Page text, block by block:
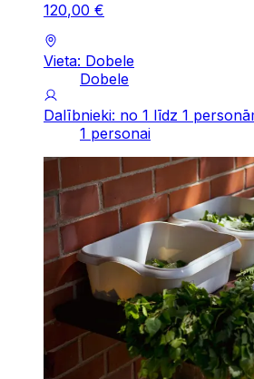
120,00 €
Vieta: Dobele
Dobele
Dalībnieki: no 1 līdz 1
1 personai